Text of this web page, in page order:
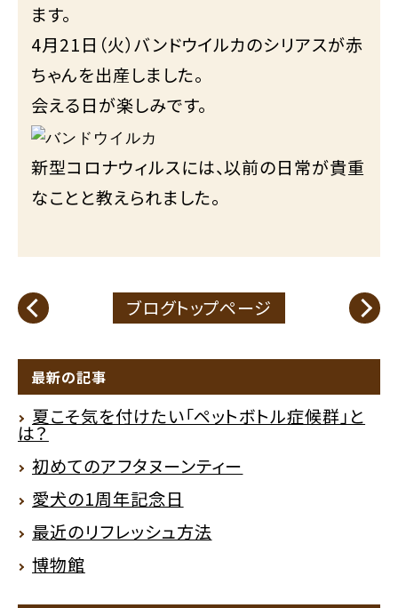
ます。
4月21日（火）バンドウイルカのシリアスが赤
ちゃんを出産しました。
会える日が楽しみです。
新型コロナウィルスには、以前の日常が貴重
なことと教えられました。
ブログトップページ
最新の記事
夏こそ気を付けたい「ペットボトル症候群」と
は？
初めてのアフタヌーンティー
愛犬の1周年記念日
最近のリフレッシュ方法
博物館